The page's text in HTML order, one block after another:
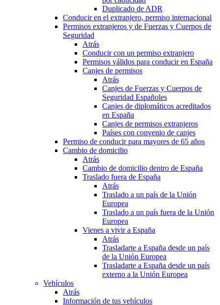
Duplicado de ADR
Conducir en el extranjero, permiso internacional
Permisos extranjeros y de Fuerzas y Cuerpos de
Seguridad
Atrás
Conducir con un permiso extranjero
Permisos válidos para conducir en España
Canjes de permisos
Atrás
Canjes de Fuerzas y Cuerpos de
Seguridad Españoles
Canjes de diplomáticos acreditados
en España
Canjes de permisos extranjeros
Países con convenio de canjes
Permiso de conducir para mayores de 65 años
Cambio de domicilio
Atrás
Cambio de domicilio dentro de España
Traslado fuera de España
Atrás
Traslado a un país de la Unión
Europea
Traslado a un país fuera de la Unión
Europea
Vienes a vivir a España
Atrás
Trasladarte a España desde un país
de la Unión Europea
Trasladarte a España desde un país
externo a la Unión Europea
Vehículos
Atrás
Información de tus vehículos